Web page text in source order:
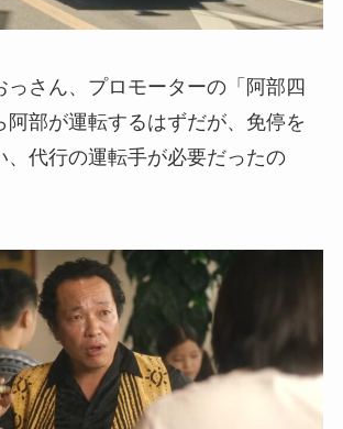
っさん、プロモーターの「阿部四
阿部が運転するはずだが、免停を
、代行の運転手が必要だったの